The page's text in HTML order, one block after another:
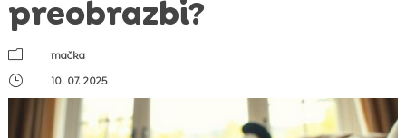
preobrazbi?
m
mačka
}
10. 07. 2025